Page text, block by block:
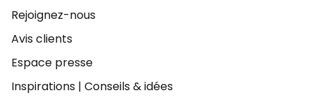
Rejoignez-nous
Avis clients
Espace presse
Inspirations | Conseils & idées